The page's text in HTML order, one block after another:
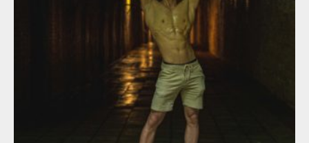
Update: 2021.07.6
森のマッチョ
ダウンロード